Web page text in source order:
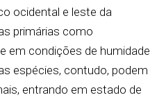
ocidental e leste da
primárias como
em condições de humidade
espécies, contudo, podem
entrando em estado de